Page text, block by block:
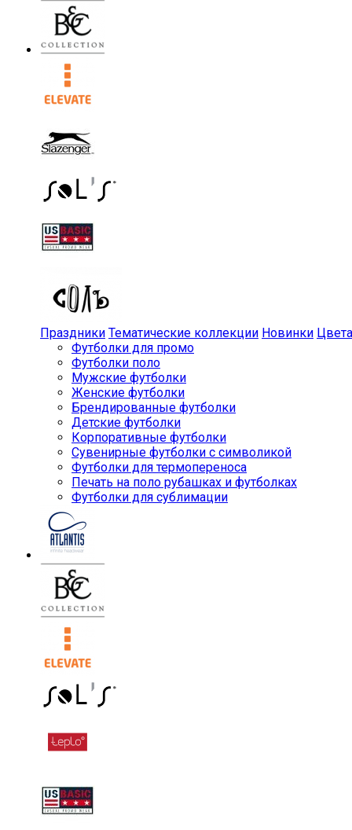
Праздники Тематические коллекции Новинки Цвета
Футболки для промо
Футболки поло
Мужские футболки
Женские футболки
Брендированные футболки
Детские футболки
Корпоративные футболки
Сувенирные футболки с символикой
Футболки для термопереноса
Печать на поло рубашках и футболках
Футболки для сублимации